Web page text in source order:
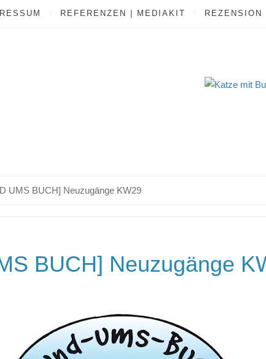
REFERENZEN | MEDIAKIT REZENSION
UMS BUCH] Neuzugänge KW29
BUCH] Neuzugänge